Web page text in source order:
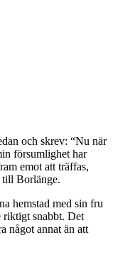
och skrev: “Nu när
försumlighet har
emot att träffas,
till Borlänge.
hemstad med sin fru
riktigt snabbt. Det
något annat än att